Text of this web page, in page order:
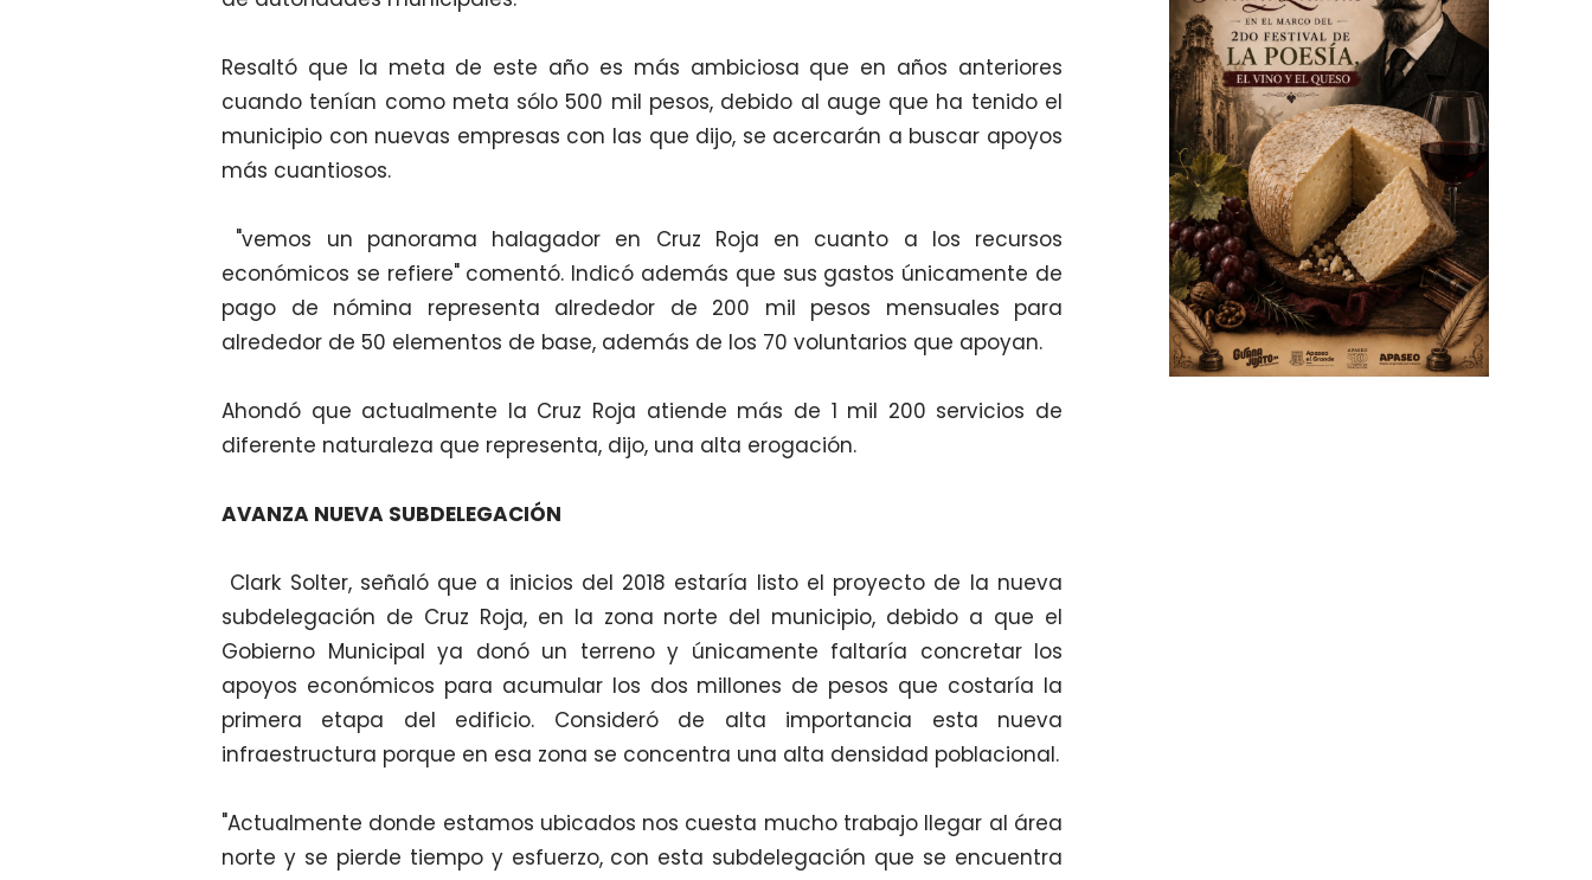
Resaltó que la meta de este año es más ambiciosa que en años anteriores
cuando tenían como meta sólo 500 mil pesos, debido al auge que ha tenido el
municipio con nuevas empresas con las que dijo, se acercarán a buscar apoyos
más cuantiosos.
"vemos un panorama halagador en Cruz Roja en cuanto a los recursos
económicos se refiere" comentó. Indicó además que sus gastos únicamente de
pago de nómina representa alrededor de 200 mil pesos mensuales para
alrededor de 50 elementos de base, además de los 70 voluntarios que apoyan.
Ahondó que actualmente la Cruz Roja atiende más de 1 mil 200 servicios de
diferente naturaleza que representa, dijo, una alta erogación.
AVANZA NUEVA SUBDELEGACIÓN
Clark Solter, señaló que a inicios del 2018 estaría listo el proyecto de la nueva
subdelegación de Cruz Roja, en la zona norte del municipio, debido a que el
Gobierno Municipal ya donó un terreno y únicamente faltaría concretar los
apoyos económicos para acumular los dos millones de pesos que costaría la
primera etapa del edificio. Consideró de alta importancia esta nueva
infraestructura porque en esa zona se concentra una alta densidad poblacional.
"Actualmente donde estamos ubicados nos cuesta mucho trabajo llegar al área
norte y se pierde tiempo y esfuerzo, con esta subdelegación que se encuentra